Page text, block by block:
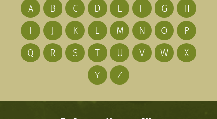
A B C D E F G
H
I
J K L M N O
P
Q
R S T U V W
X
Y
Z